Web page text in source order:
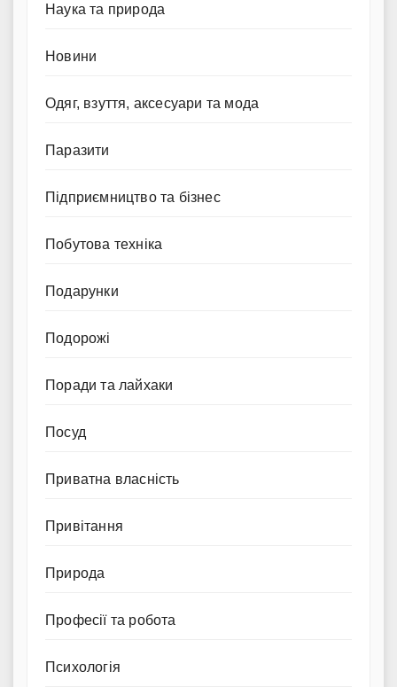
Наука та природа
Новини
Одяг, взуття, аксесуари та мода
Паразити
Підприємництво та бізнес
Побутова техніка
Подарунки
Подорожі
Поради та лайхаки
Посуд
Приватна власність
Привітання
Природа
Професії та робота
Психологія